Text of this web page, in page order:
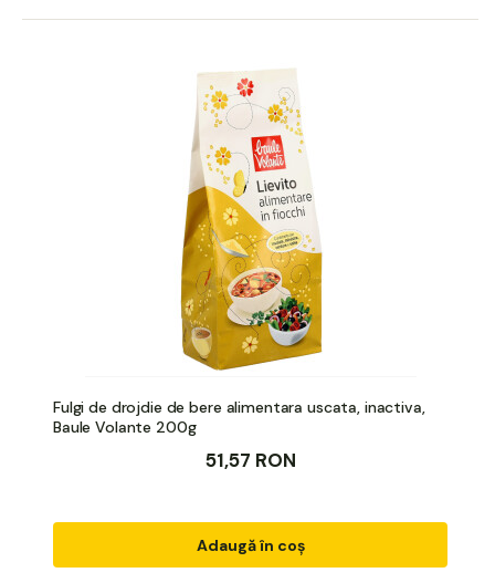
Fulgi de drojdie de bere alimentara uscata, inactiva,
Baule Volante 200g
51,57 RON
Adaugă în coș